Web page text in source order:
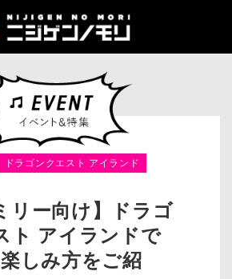
ドラゴンクエスト アイランド
リー向け】ドラゴ
ト アイランドで
しみ方をご紹